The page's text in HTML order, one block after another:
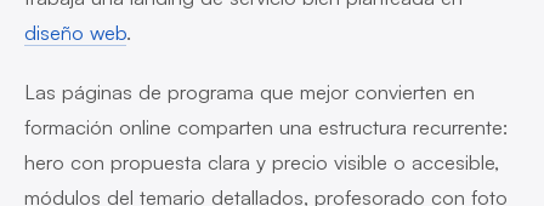
diseño web.
Las páginas de programa que mejor convierten en
formación online comparten una estructura recurrente:
hero con propuesta clara y precio visible o accesible,
módulos del temario detallados, profesorado con foto